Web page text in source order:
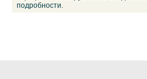
подробности.